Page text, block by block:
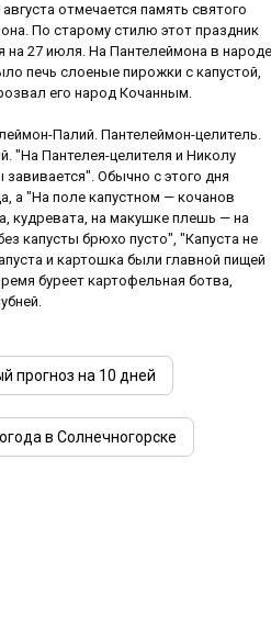
отмечается память святого
По старому стилю этот праздник
на 27 июля. На Пантелеймона в народе
печь слоеные пирожки с капустой,
его народ Кочанным.
Палий. Пантелеймон-целитель.
"На Пантелея-целителя и Николу
завивается". Обычно с этого дня
а "На поле капустном — кочанов
кудревата, на макушке плешь — на
капусты брюхо пусто", "Капуста не
и картошка были главной пищей
буреет картофельная ботва,
прогноз на 10 дней
в Солнечногорске